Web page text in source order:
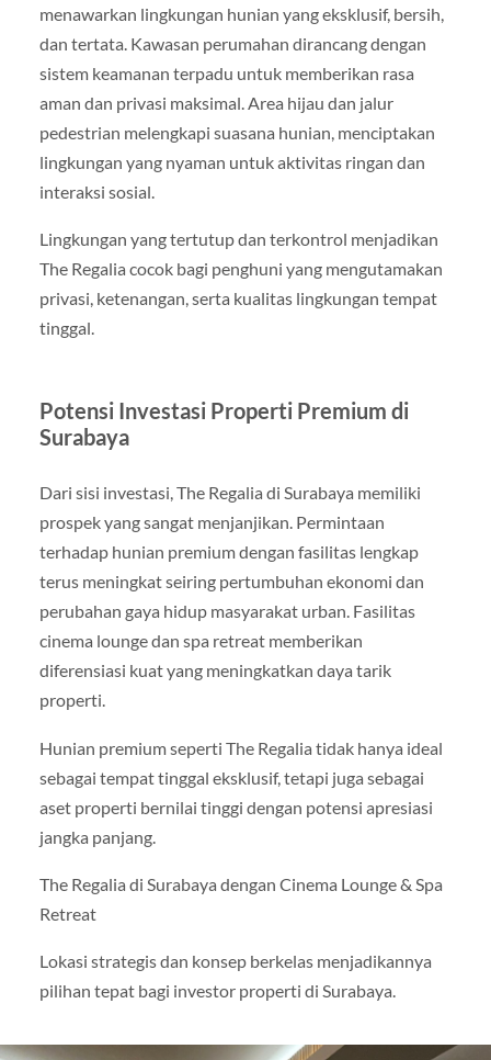
menawarkan lingkungan hunian yang eksklusif, bersih,
dan tertata. Kawasan perumahan dirancang dengan
sistem keamanan terpadu untuk memberikan rasa
aman dan privasi maksimal. Area hijau dan jalur
pedestrian melengkapi suasana hunian, menciptakan
lingkungan yang nyaman untuk aktivitas ringan dan
interaksi sosial.
Lingkungan yang tertutup dan terkontrol menjadikan
The Regalia cocok bagi penghuni yang mengutamakan
privasi, ketenangan, serta kualitas lingkungan tempat
tinggal.
Potensi Investasi Properti Premium di
Surabaya
Dari sisi investasi, The Regalia di Surabaya memiliki
prospek yang sangat menjanjikan. Permintaan
terhadap hunian premium dengan fasilitas lengkap
terus meningkat seiring pertumbuhan ekonomi dan
perubahan gaya hidup masyarakat urban. Fasilitas
cinema lounge dan spa retreat memberikan
diferensiasi kuat yang meningkatkan daya tarik
properti.
Hunian premium seperti The Regalia tidak hanya ideal
sebagai tempat tinggal eksklusif, tetapi juga sebagai
aset properti bernilai tinggi dengan potensi apresiasi
jangka panjang.
The Regalia di Surabaya dengan Cinema Lounge & Spa
Retreat
Lokasi strategis dan konsep berkelas menjadikannya
pilihan tepat bagi investor properti di Surabaya.